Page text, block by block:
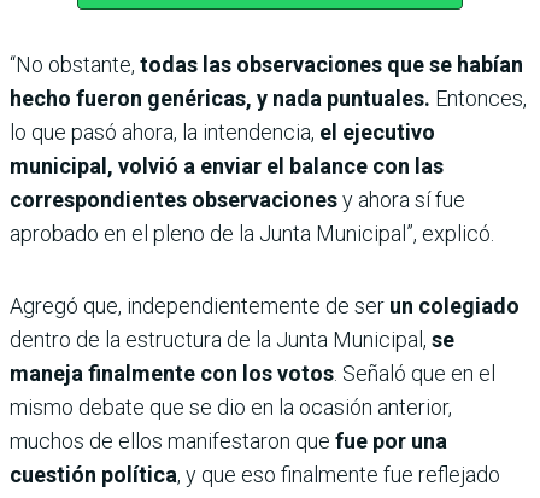
“No obstante, todas las observaciones que se habían
hecho fueron genéricas, y nada puntuales. Entonces,
lo que pasó ahora, la intendencia, el ejecutivo
municipal, volvió a enviar el balance con las
correspondientes observacionesy ahora sí fue
aprobado en el pleno de la Junta Municipal”, explicó.
Agregó que, independientemente de ser un colegiado
dentro de la estructura de la Junta Municipal, se
maneja finalmente con los votos. Señaló que en el
mismo debate que se dio en la ocasión anterior,
muchos de ellos manifestaron que fue por una
cuestión política, y que eso finalmente fue reflejado